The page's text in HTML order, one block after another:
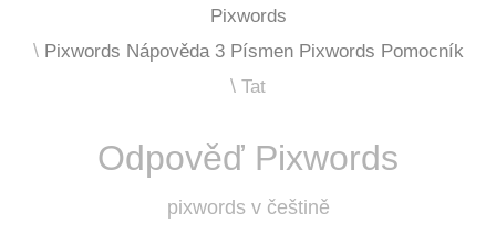
Pixwords
Pixwords Nápověda 3 Písmen Pixwords Pomocník
Tat
Odpověď Pixwords
pixwords v češtině